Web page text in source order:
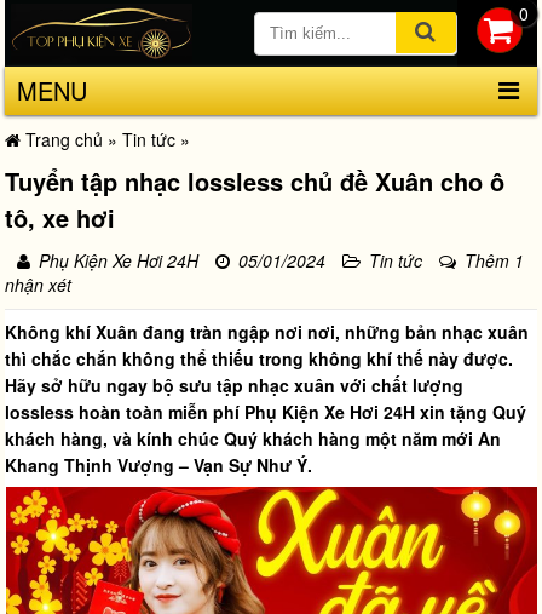
0
MENU
Trang chủ » Tin tức »
Tuyển tập nhạc lossless chủ đề Xuân cho ô
tô, xe hơi
Phụ Kiện Xe Hơi 24H 05/01/2024 Tin tức
Thêm 1
nhận xét
Không khí Xuân đang tràn ngập nơi nơi, những bản nhạc xuân
thì chắc chắn không thể thiếu trong không khí thế này được.
Hãy sở hữu ngay bộ sưu tập nhạc xuân với chất lượng
lossless hoàn toàn miễn phí Phụ Kiện Xe Hơi 24H xin tặng Quý
khách hàng, và kính chúc Quý khách hàng một năm mới An
Khang Thịnh Vượng – Vạn Sự Như Ý.